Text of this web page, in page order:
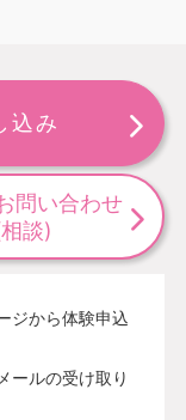
込み
問い合わせ
談)
ジから体験申込
ールの受け取り